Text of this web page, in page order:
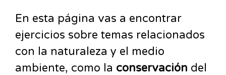
En esta página vas a encontrar
ejercicios sobre temas relacionados
con la naturaleza y el medio
ambiente, como la conservación del